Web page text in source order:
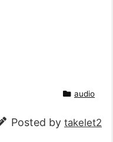
audio
Posted by takelet2